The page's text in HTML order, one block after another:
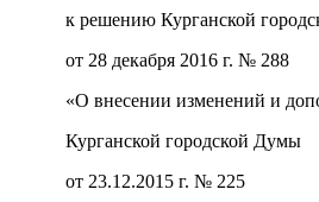
к решению Курганской
от 28 декабря 2016 г. № 288
«О внесении изменений и
Курганской городской Думы
от 23.12.2015 г. № 225